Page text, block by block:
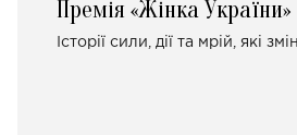
Премія «Жінка України»
Історії сили, дії та мрій, які